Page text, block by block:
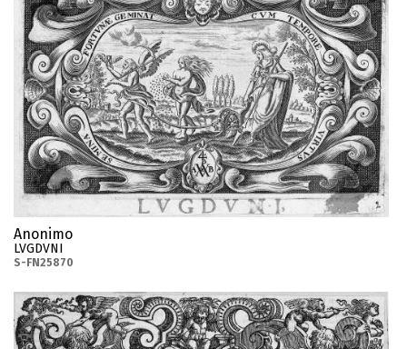
Anonimo
LVGDVNI
S-FN25870